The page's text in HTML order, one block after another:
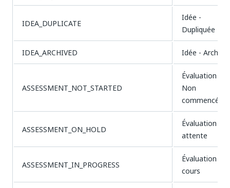
IDEA_DUPLICATE
Idée -
Dupliquée
IDEA_ARCHIVED Idée -
ASSESSMENT_NOT_STARTED
Évaluation -
Non
commencée
ASSESSMENT_ON_HOLD
Évaluation -
attente
ASSESSMENT_IN_PROGRESS
Évaluation -
cours